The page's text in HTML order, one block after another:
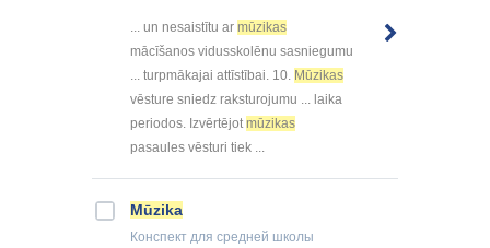
... un nesaistītu ar mūzikas
mācīšanos vidusskolēnu sasniegumu
... turpmākajai attīstībai. 10. Mūzikas
vēsture sniedz raksturojumu ... laika
periodos. Izvērtējot mūzikas
pasaules vēsturi tiek ...
Mūzika
Конспект для средней школы